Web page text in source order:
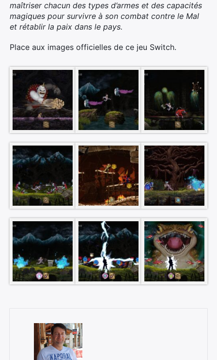
maîtriser chacun des types d’armes et des capacités
magiques pour survivre à son combat contre le Mal
et rétablir la paix dans le pays.
Place aux images officielles de ce jeu Switch.